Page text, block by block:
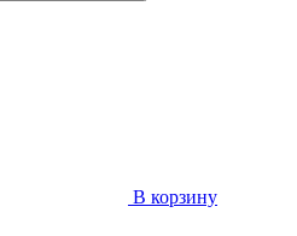
В корзину